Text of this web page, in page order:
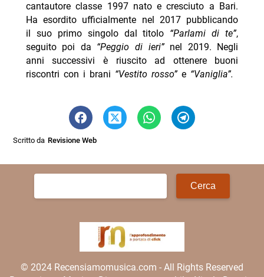
cantautore classe 1997 nato e cresciuto a Bari.
Ha esordito ufficialmente nel 2017 pubblicando
il suo primo singolo dal titolo “Parlami di te”,
seguito poi da “Peggio di ieri”nel 2019. Negli
anni successivi è riuscito ad ottenere buoni
riscontri con i brani “Vestito rosso”e “Vaniglia”.
Scritto da Revisione Web
© 2024 Recensiamomusica.com - All Rights Reserved